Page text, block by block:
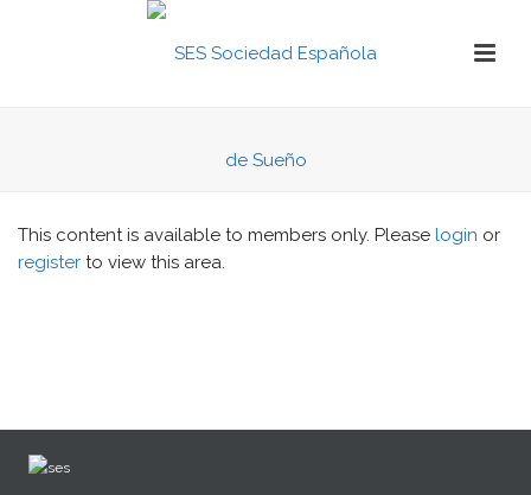
This content is available to members only. Please login or
register to view this area.